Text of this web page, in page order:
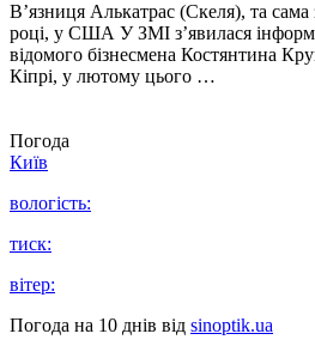
В’язниця Алькатрас (Скеля), та сама
році, у США У ЗМІ з’явилася
відомого бізнесмена Костянтина
Кіпрі, у лютому цього …
Погода
Київ
вологість:
тиск:
вітер:
Погода на 10 днів від sinoptik.ua